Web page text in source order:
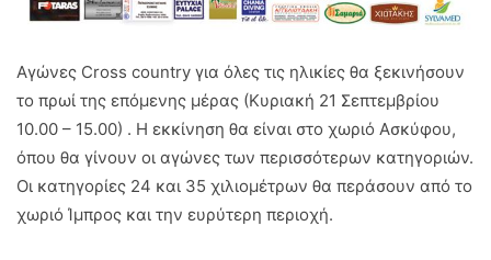
Αγώνες Cross country για όλες τις ηλικίες θα ξεκινήσουν
το πρωί της επόμενης μέρας (Κυριακή 21 Σεπτεμβρίου
10.00 – 15.00) . Η εκκίνηση θα είναι στο χωριό Ασκύφου,
όπου θα γίνουν οι αγώνες των περισσότερων κατηγοριών.
Οι κατηγορίες 24 και 35 χιλιομέτρων θα περάσουν από το
χωριό Ίμπρος και την ευρύτερη περιοχή.